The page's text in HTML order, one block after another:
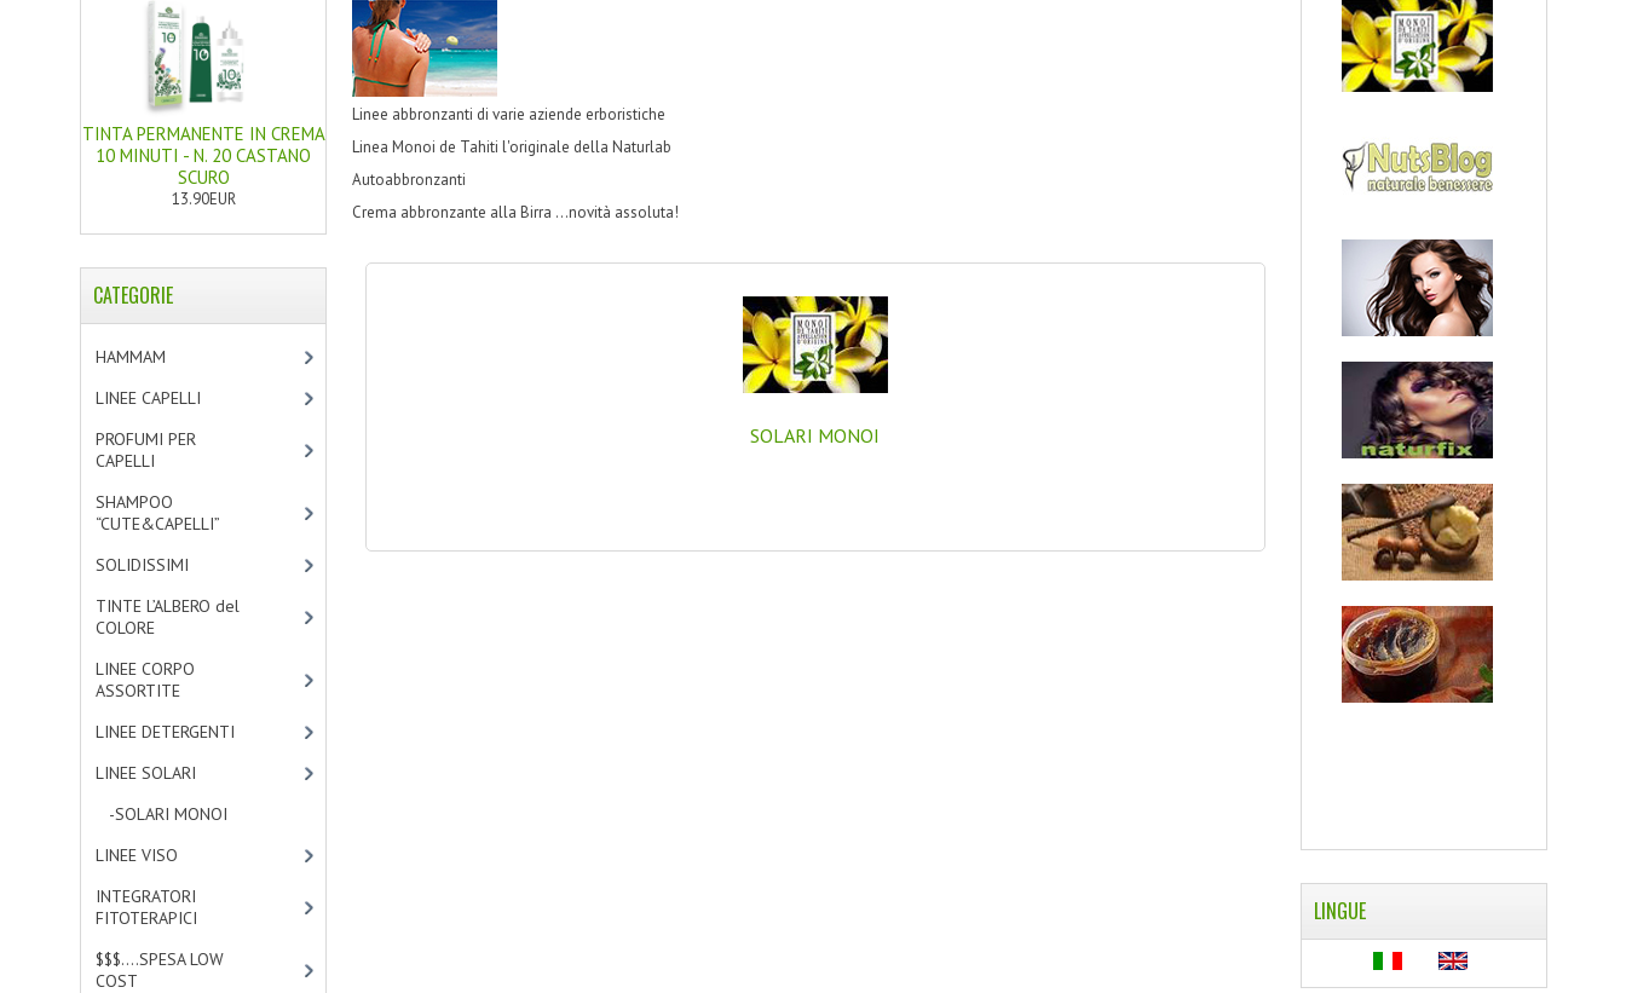
Linee abbronzanti di varie aziende erboristiche
Linea Monoi de Tahiti l'originale della Naturlab
Autoabbronzanti
Crema abbronzante alla Birra ...novità assoluta!
SOLARI MONOI
TINTA PERMANENTE IN CREMA
10 MINUTI - N. 20 CASTANO
SCURO
13.90EUR
CATEGORIE
HAMMAM
LINEE CAPELLI
PROFUMI PER
CAPELLI
SHAMPOO
“CUTE&CAPELLI”
SOLIDISSIMI
TINTE L’ALBERO del
COLORE
LINEE CORPO
ASSORTITE
LINEE DETERGENTI
LINEE SOLARI
-SOLARI MONOI
LINEE VISO
INTEGRATORI
FITOTERAPICI
$$$....SPESA LOW
COST
LINGUE